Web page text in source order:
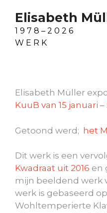
naar
inhoud
Elisabeth
1 9 7 8 – 2 0 2 6
W E R K
Elisabeth Müller
KuuB van 15 januari
Getoond werd; het
Dit werk is een
Kwadraat uit 2016 en
mijn beeldend werk
werk is gebaseerd
Wohltemperierte